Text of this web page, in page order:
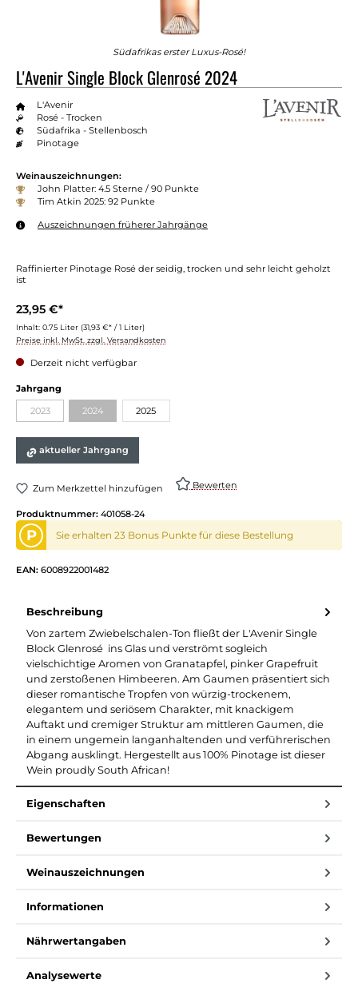
Südafrikas erster Luxus-Rosé!
L'Avenir Single Block Glenrosé 2024
L'Avenir
Rosé - Trocken
Südafrika - Stellenbosch
Pinotage
Weinauszeichnungen:
John Platter: 4.5 Sterne / 90 Punkte
Tim Atkin 2025: 92 Punkte
Auszeichnungen früherer Jahrgänge
Raffinierter Pinotage Rosé der seidig, trocken und sehr leicht geholzt
ist
23,95 €*
Inhalt: 0.75 Liter (31,93 €* / 1 Liter)
Preise inkl. MwSt. zzgl. Versandkosten
Derzeit nicht verfügbar
Jahrgang
2023 2024 2025
aktueller Jahrgang
Zum Merkzettel hinzufügen Bewerten
Produktnummer: 401058-24
P Sie erhalten 23 Bonus Punkte für diese Bestellung
EAN: 6008922001482
Beschreibung
Von zartem Zwiebelschalen-Ton fließt der L'Avenir Single
Block Glenrosé ins Glas und verströmt sogleich
vielschichtige Aromen von Granatapfel, pinker Grapefruit
und zerstoßenen Himbeeren. Am Gaumen präsentiert sich
dieser romantische Tropfen von würzig-trockenem,
elegantem und seriösem Charakter, mit knackigem
Auftakt und cremiger Struktur am mittleren Gaumen, die
in einem ungemein langanhaltenden und verführerischen
Abgang ausklingt. Hergestellt aus 100% Pinotage ist dieser
Wein proudly South African!
Eigenschaften
Bewertungen
Weinauszeichnungen
Informationen
Nährwertangaben
Analysewerte